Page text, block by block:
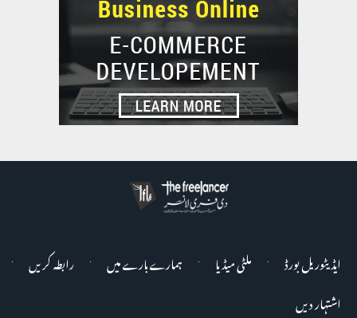
ایڈیٹوریل بورڈ ملٹی میڈیا ہمارے بارے میں
رابطہ کریں
اشتہار دیں